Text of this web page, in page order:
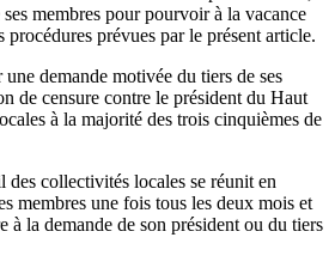
membres pour pourvoir à la vacance
procédures prévues par le présent article.
demande motivée du tiers de ses
de censure contre le président du Haut
à la majorité des trois cinquièmes de
des collectivités locales se réunit en
membres une fois tous les deux mois et
à la demande de son président ou du tiers